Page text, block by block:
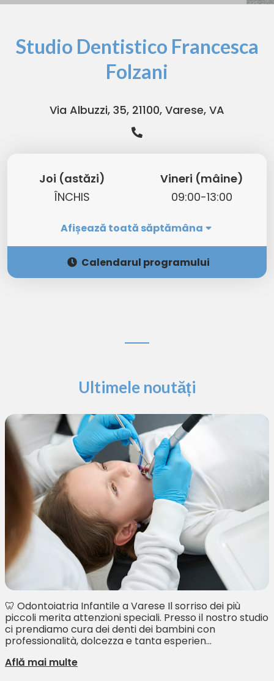
Studio Dentistico Francesca
Folzani
Via Albuzzi, 35, 21100, Varese, VA
Joi (astăzi)
ÎNCHIS
Vineri (mâine)
09:00-13:00
Afișează toată săptămâna
Calendarul programului
Ultimele noutăți
🦷 Odontoiatria Infantile a Varese Il sorriso dei più
piccoli merita attenzioni speciali. Presso il nostro studio
ci prendiamo cura dei denti dei bambini con
professionalità, dolcezza e tanta esperien...
Află mai multe